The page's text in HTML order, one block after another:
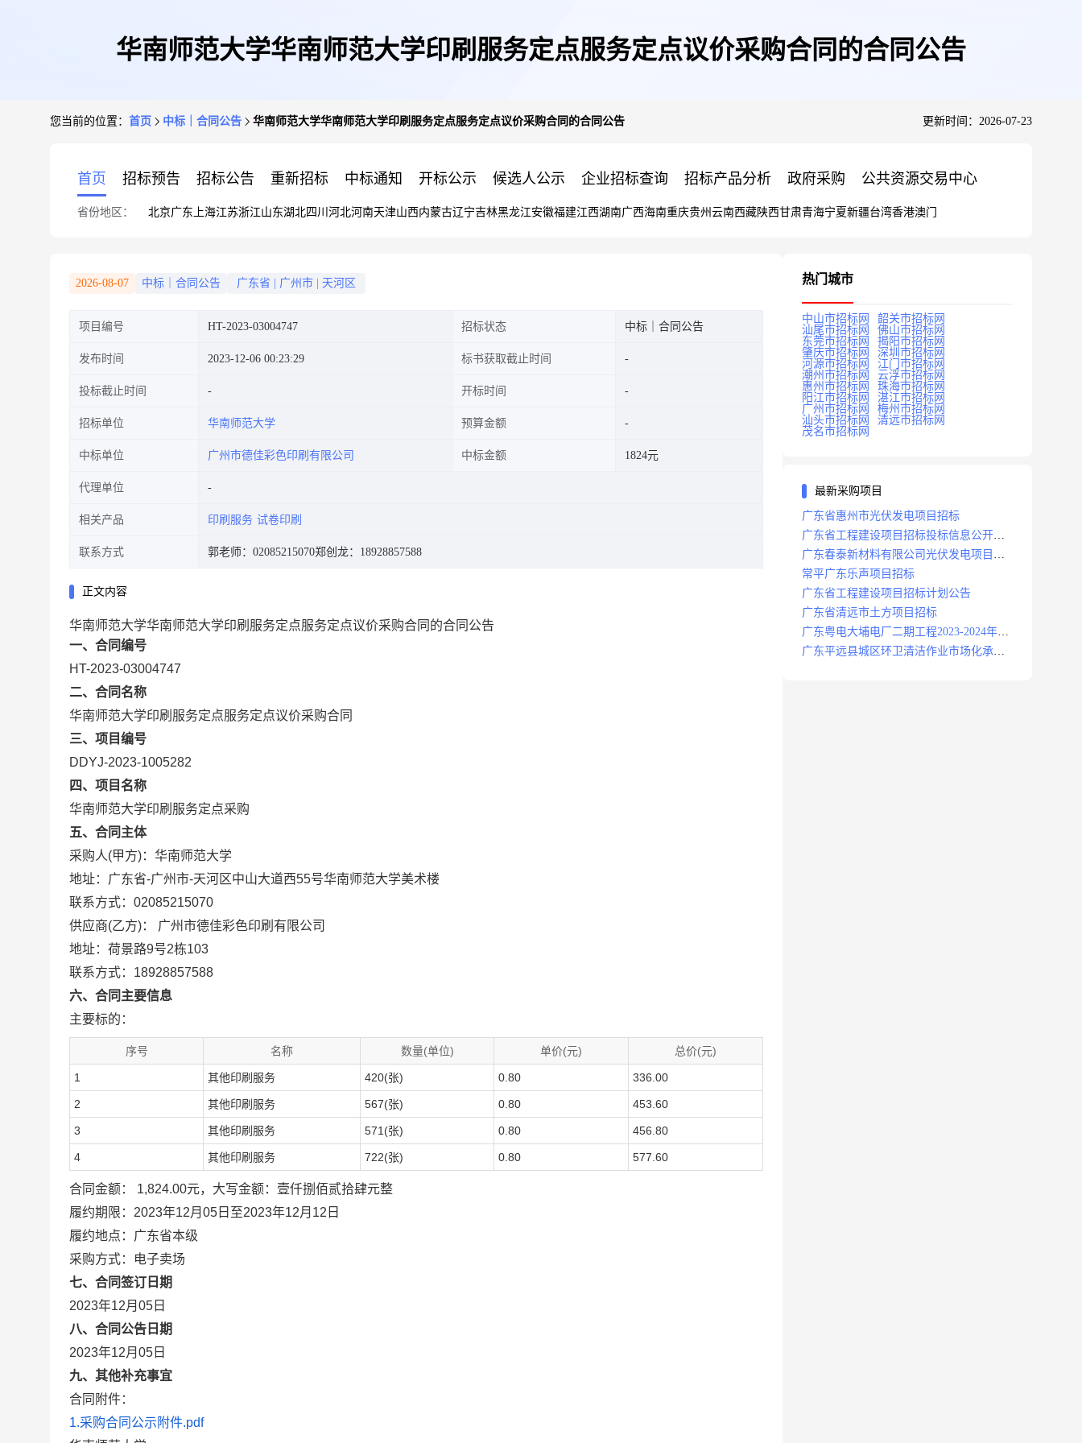
华南师范大学华南师范大学印刷服务定点服务定点议价采购合同的合同公告
您当前的位置： 首页 中标｜合同公告 华南师范大学华南师范大学印刷服务定点服务定点议价采购合同的合同公告 更新时间：2026-07-23
首页 招标预告 招标公告 重新招标 中标通知 开标公示 候选人公示 企业招标查询 招标产品分析 政府采购 公共资源交易中心
省份地区： 北京广东 上海江苏浙江山东湖北四川 河北河南天津山西内蒙古辽宁吉林黑龙江安徽福建江西湖南广西海南重庆贵州 云南西藏陕西甘肃青海宁夏新疆台湾香港澳门
2026-08-07 中标｜合同公告 广东省 广州市 天河区
项目编号 HT-2023-03004747 招标状态 中标｜合同公告
发布时间 2023-12-06 00:23:29 标书获取截止时间
投标截止时间 开标时间
招标单位 华南师范大学 预算金额
中标单位 广州市德佳彩色印刷有限公司 中标金额 1824元
代理单位
相关产品 印刷服务 试卷印刷
联系方式 郭老师：02085215070郑创龙：18928857588
正文内容
华南师范大学华南师范大学印刷服务定点服务定点议价采购合同的合同公告
一、合同编号
HT-2023-03004747
二、合同名称
华南师范大学印刷服务定点服务定点议价采购合同
三、项目编号
DDYJ-2023-1005282
四、项目名称
华南师范大学印刷服务定点采购
五、合同主体
采购人(甲方)：华南师范大学
地址：广东省-广州市-天河区中山大道西55号华南师范大学美术楼
联系方式：02085215070
供应商(乙方)： 广州市德佳彩色印刷有限公司
地址：荷景路9号2栋103
联系方式：18928857588
六、合同主要信息
主要标的：
序号 名称 数量(单位) 单价(元) 总价(元)
1 其他印刷服务 420(张) 0.80 336.00
2 其他印刷服务 567(张) 0.80 453.60
3 其他印刷服务 571(张) 0.80 456.80
4 其他印刷服务 722(张) 0.80 577.60
合同金额： 1,824.00元，大写金额：壹仟捌佰贰拾肆元整
履约期限：2023年12月05日至2023年12月12日
履约地点：广东省本级
采购方式：电子卖场
七、合同签订日期
2023年12月05日
八、合同公告日期
2023年12月05日
九、其他补充事宜
合同附件：
1.采购合同公示附件.pdf
热门城市
中山市招标网
韶关市招标网
汕尾市招标网
佛山市招标网
东莞市招标网
揭阳市招标网
肇庆市招标网
深圳市招标网
河源市招标网
江门市招标网
潮州市招标网
云浮市招标网
惠州市招标网
珠海市招标网
阳江市招标网
湛江市招标网
广州市招标网
梅州市招标网
汕头市招标网
清远市招标网
茂名市招标网
最新采购项目
广东省惠州市光伏发电项目招标
广东省工程建设项目招标投标信息公开目
录
广东春泰新材料有限公司光伏发电项目招
标
常平广东乐声项目招标
广东省工程建设项目招标计划公告
广东省清远市土方项目招标
广东粤电大埔电厂二期工程2023-2024年度
安保服务项目招标公告
广东平远县城区环卫清洁作业市场化承包